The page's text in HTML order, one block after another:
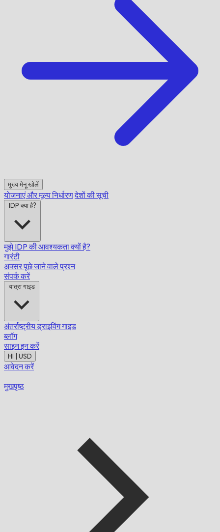
मुख्य मेनू खोलें
योजनाएं और मूल्य निर्धारणदेशों की सूची
IDP क्या है?
मुझे IDP की आवश्यकता क्यों है?
गारंटी
अक्सर पूछे जाने वाले प्रश्न
संपर्क करें
यात्रा गाइड
अंतर्राष्ट्रीय ड्राइविंग गाइड
ब्लॉग
साइन इन करें
HI | USD
आवेदन करें
मुखपृष्ठ